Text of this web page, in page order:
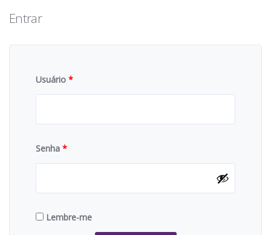
Entrar
Usuário *
Senha *
Lembre-me